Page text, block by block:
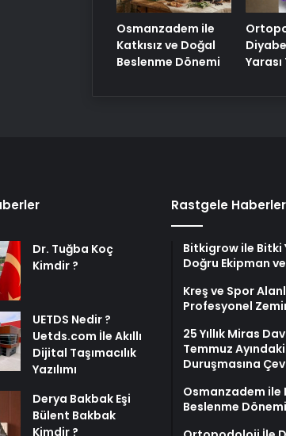
Osmanzadem ile
Katkısız ve Doğal
Beslenme Dönemi
Dr. Tuğba Koç
Kimdir ?
UETDS Nedir ?
Uetds.com İle Akıllı
Dijital Taşımacılık
Yazılımı
Derya Bakbak Eşi
Bülent Bakbak
Kimdir ?
Rastgele Haberler
Bitkigrow ile
Doğru Ekipman
Kreş ve Spor
Profesyonel
25 Yıllık Miras
Temmuz
Duruşmasına
Osmanzadem ile
Beslenme Dönemi